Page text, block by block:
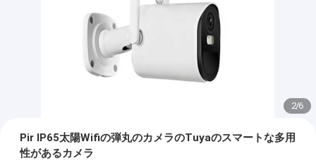
2/6
Pir IP65太陽Wifiの弾丸のカメラのTuyaのスマートな多用
性があるカメラ